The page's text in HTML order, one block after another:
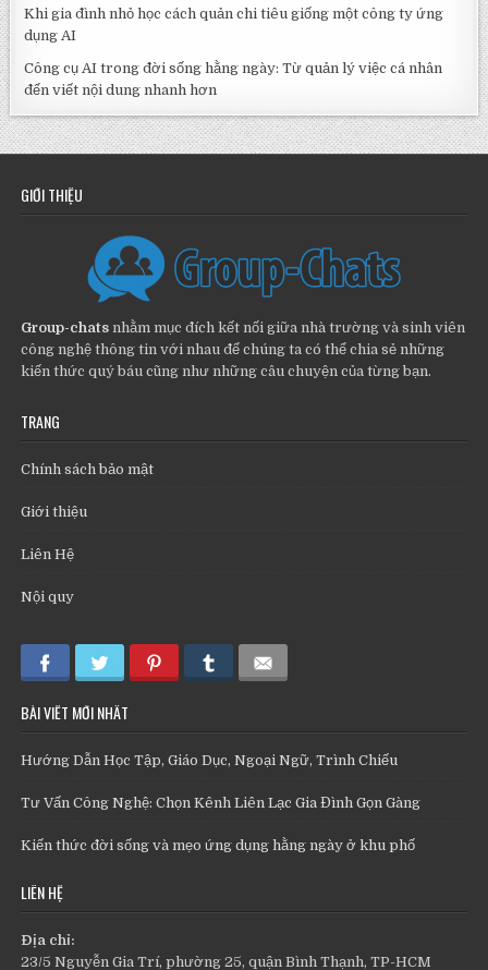
Khi gia đình nhỏ học cách quản chi tiêu giống một công ty ứng
dụng AI
Công cụ AI trong đời sống hằng ngày: Từ quản lý việc cá nhân
đến viết nội dung nhanh hơn
GIỚI THIỆU
Group-chats nhằm mục đích kết nối giữa nhà trường và sinh viên
công nghệ thông tin với nhau để chúng ta có thể chia sẻ những
kiến thức quý báu cũng như những câu chuyện của từng bạn.
TRANG
Chính sách bảo mật
Giới thiệu
Liên Hệ
Nội quy
BÀI VIẾT MỚI NHẤT
Hướng Dẫn Học Tập, Giáo Dục, Ngoại Ngữ, Trình Chiếu
Tư Vấn Công Nghệ: Chọn Kênh Liên Lạc Gia Đình Gọn Gàng
Kiến thức đời sống và mẹo ứng dụng hằng ngày ở khu phố
LIÊN HỆ
Địa chỉ:
23/5 Nguyễn Gia Trí, phường 25, quận Bình Thạnh, TP-HCM